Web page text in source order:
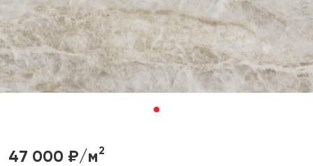
1
47 000 ₽/м2
Отправляя форму, вы даете согласие на обработку своих
персональных данных
Отправить
Отправляя форму, вы даете согласие на обработку своих
персональных данных
Отправить